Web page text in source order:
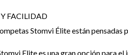
FACILIDAD
Stomvi Élite están
Elite es una gran opción para